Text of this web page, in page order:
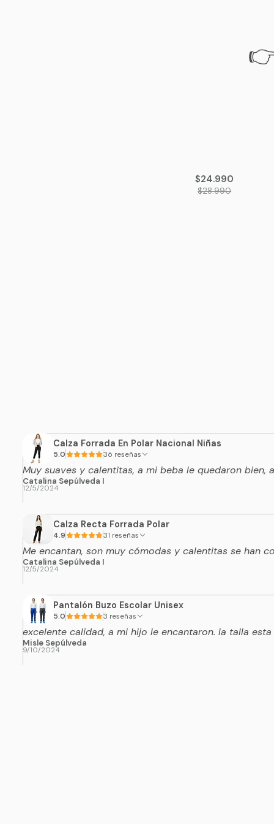
$24.990
$28.990
Calza Forrada En Polar Nacional Niñas
5.0 36 reseñas
Muy suaves y calentitas, a mi beba le quedaron bien,
Catalina Sepúlveda I
12/5/2024
Calza Recta Forrada Polar
4.9 31 reseñas
Me encantan, son muy cómodas y calentitas se han
Catalina Sepúlveda I
12/5/2024
Pantalón Buzo Escolar Unisex
5.0 3 reseñas
excelente calidad, a mi hijo le encantaron. la talla
Misle Sepúlveda
9/10/2024